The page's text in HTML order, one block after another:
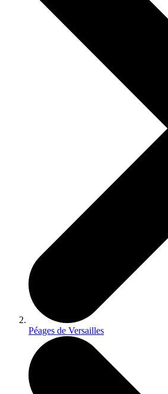
Péages de Versailles